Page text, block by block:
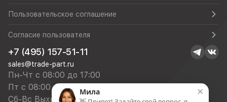
Пользовательское соглашение
Согласие пользователя
+7 (495) 157-51-11
sales@trade-part.ru
Пн-Чт с 08:00 до 17:00
Пт с 08:00 до 16:00
Сб-Вс Выходной
×
Мила